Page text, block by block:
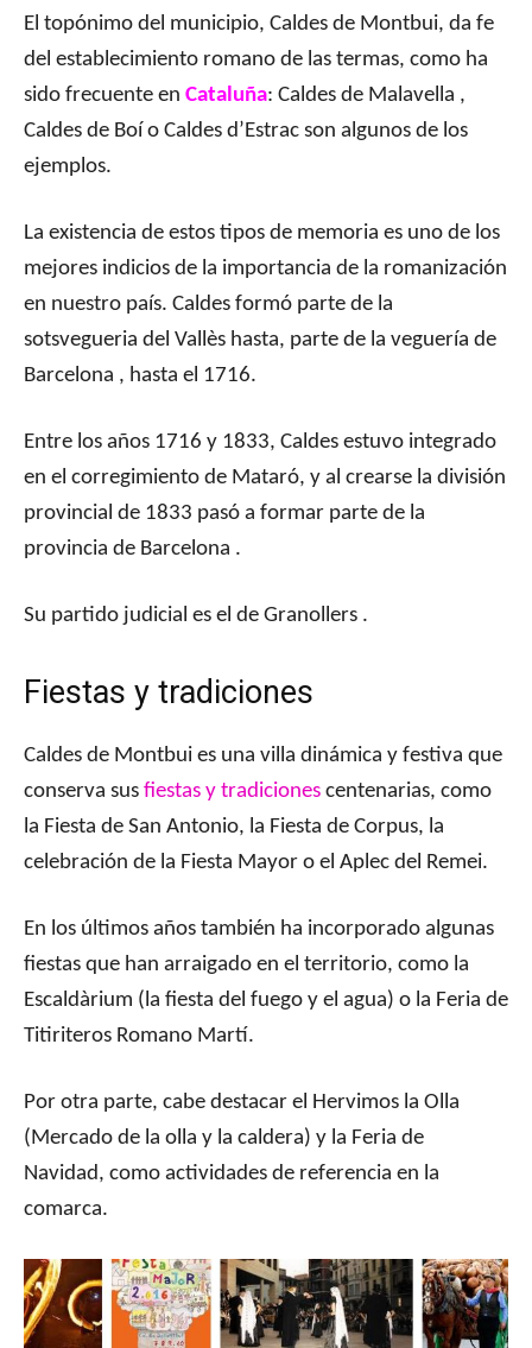
El topónimo del municipio, Caldes de Montbui, da fe
del establecimiento romano de las termas, como ha
sido frecuente en Cataluña: Caldes de Malavella ,
Caldes de Boí o Caldes d’Estrac son algunos de los
ejemplos.
La existencia de estos tipos de memoria es uno de los
mejores indicios de la importancia de la romanización
en nuestro país. Caldes formó parte de la
sotsvegueria del Vallès hasta, parte de la veguería de
Barcelona , hasta el 1716.
Entre los años 1716 y 1833, Caldes estuvo integrado
en el corregimiento de Mataró, y al crearse la división
provincial de 1833 pasó a formar parte de la
provincia de Barcelona .
Su partido judicial es el de Granollers .
Fiestas y tradiciones
Caldes de Montbui es una villa dinámica y festiva que
conserva sus fiestas y tradiciones centenarias, como
la Fiesta de San Antonio, la Fiesta de Corpus, la
celebración de la Fiesta Mayor o el Aplec del Remei.
En los últimos años también ha incorporado algunas
fiestas que han arraigado en el territorio, como la
Escaldàrium (la fiesta del fuego y el agua) o la Feria de
Titiriteros Romano Martí.
Por otra parte, cabe destacar el Hervimos la Olla
(Mercado de la olla y la caldera) y la Feria de
Navidad, como actividades de referencia en la
comarca.